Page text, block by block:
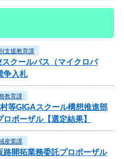
支援教育課
クールバス（マイクロバ
争入札
教育課
等GIGAスクール構想推進部
ポーザル【選定結果】
産業課
路開拓業務委託プロポーザル